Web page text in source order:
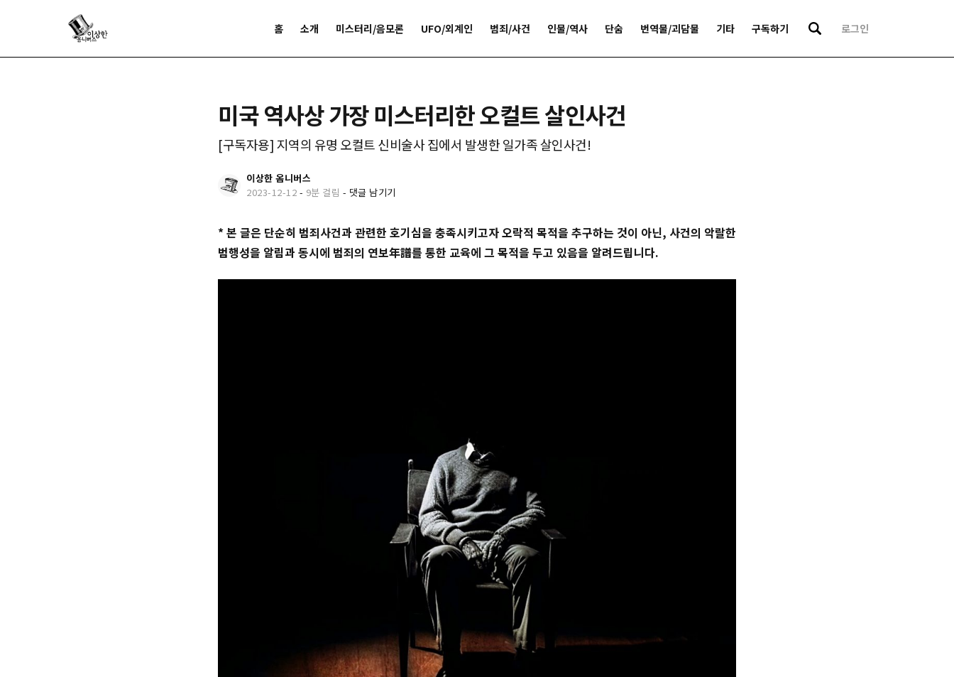
홈 소개 미스터리/음모론 UFO/외계인 범죄/사건 인물/역사 단숨 번역물/괴담물 기타 구독하기 로그인
미국 역사상 가장 미스터리한 오컬트 살인사건
[구독자용] 지역의 유명 오컬트 신비술사 집에서 발생한 일가족 살인사건!
이상한 옴니버스
2023-12-12 - 9분 걸림 - 댓글 남기기
* 본 글은 단순히 범죄사건과 관련한 호기심을 충족시키고자 오락적 목적을 추구하는 것이 아닌, 사건의 악랄한
범행성을 알림과 동시에 범죄의 연보年譜를 통한 교육에 그 목적을 두고 있음을 알려드립니다.